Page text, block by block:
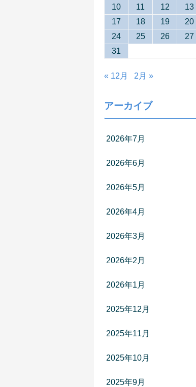
10
11 12 13
17
18 19 20
24
25 26 27
31
« 12月 2月 »
アーカイブ
2026年7月
2026年6月
2026年5月
2026年4月
2026年3月
2026年2月
2026年1月
2025年12月
2025年11月
2025年10月
2025年9月